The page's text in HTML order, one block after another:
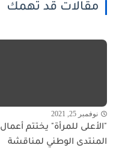
مقالات قد تهمك
نوفمبر 25, 2021
"الأعلى للمرأة" يختتم أعمال
المنتدى الوطني لمناقشة